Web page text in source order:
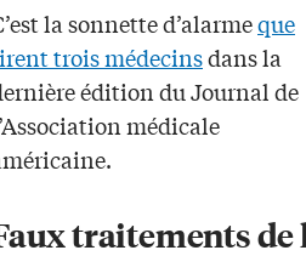
la sonnette d’alarmeque
trois médecinsdans la
édition du Journal de
médicale
traitements de